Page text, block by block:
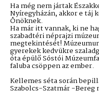
Ha még nem jártak
Nyíregyházán, akkor e
Önöknek.
Ha már itt vannak, ki ne
szabadtéri néprajzi
megtekintését!
gyerekek kedvükre
óta épülő Sóstói
faluba csöppen az ember.
Kellemes séta során
Szabolcs-Szatmár -Bereg